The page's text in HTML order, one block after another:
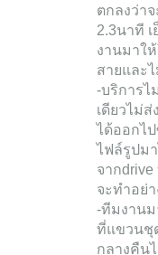
ตกลงว่า
2.3นาที
งานมาใ
สายและ
-บริการไ
เดียวไม่ส่
ได้ออกไป
ไฟล์รูปม
จาก
จะทำอย่
-ทีมงานม
ที่แขวนชุ
กลางคืน